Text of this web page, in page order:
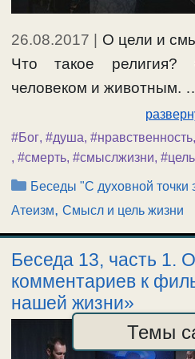
26.08.2017
О цели и
Что такое
человеком и животным.
#Бог, #душа, #нравственность,
, #смерть, #смыслжизни,
Рубрики
Беседы "С духовной точки
Атеизм, Смысл и цель жизни
Беседа 13, часть 1.
комментариев к
нашей жизни»
Темы